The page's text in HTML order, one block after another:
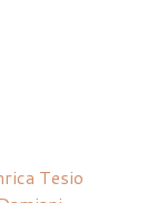
Tesio